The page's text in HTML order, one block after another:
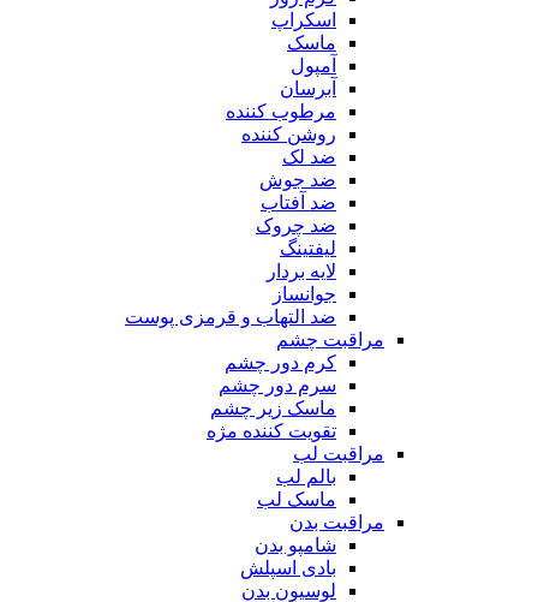
اسکراپ
ماسک
آمپول
آبرسان
مرطوب کننده
روشن کننده
ضد لک
ضد جوش
ضد آفتاب
ضد چروک
لیفتینگ
لایه بردار
جوانساز
ضد التهاب و قرمزی پوست
مراقبت چشم
کرم دور چشم
سرم دور چشم
ماسک زیر چشم
تقویت کننده مژه
مراقبت لب
بالم لب
ماسک لب
مراقبت بدن
شامپو بدن
بادی اسپلش
لوسیون بدن